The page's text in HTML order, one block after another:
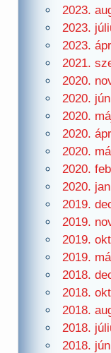
2023.
2023.
2023.
2021.
2020.
2020.
2020.
2020.
2020.
2020.
2020.
2019.
2019.
2019.
2019.
2018.
2018.
2018.
2018.
2018.